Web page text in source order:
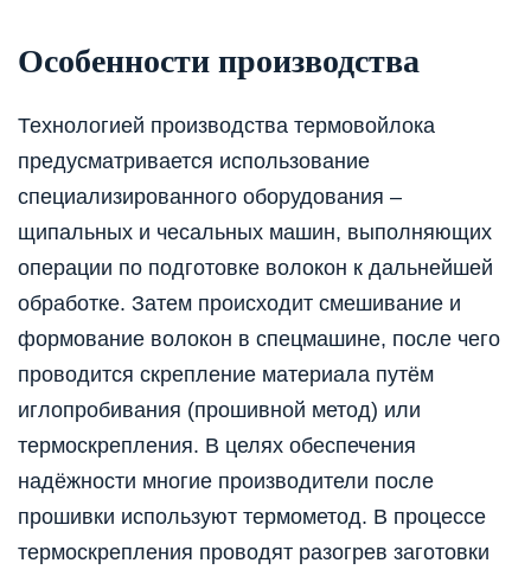
Особенности производства
Технологией производства термовойлока
предусматривается использование
специализированного оборудования –
щипальных и чесальных машин, выполняющих
операции по подготовке волокон к дальнейшей
обработке. Затем происходит смешивание и
формование волокон в спецмашине, после чего
проводится скрепление материала путём
иглопробивания (прошивной метод) или
термоскрепления. В целях обеспечения
надёжности многие производители после
прошивки используют термометод. В процессе
термоскрепления проводят разогрев заготовки